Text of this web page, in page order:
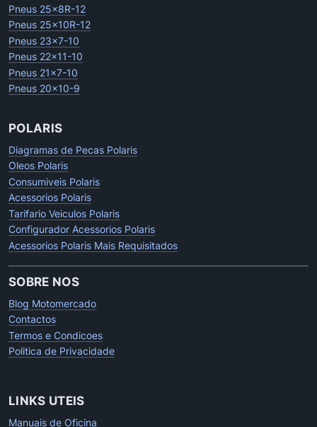
Pneus 25x8R-12
Pneus 25x10R-12
Pneus 23x7-10
Pneus 22x11-10
Pneus 21x7-10
Pneus 20x10-9
POLARIS
Diagramas de Pecas Polaris
Oleos Polaris
Consumiveis Polaris
Acessorios Polaris
Tarifario Veiculos Polaris
Configurador Acessorios Polaris
Acessorios Polaris Mais Requisitados
SOBRE NOS
Blog Motomercado
Contactos
Termos e Condicoes
Politica de Privacidade
LINKS UTEIS
Manuais de Oficina